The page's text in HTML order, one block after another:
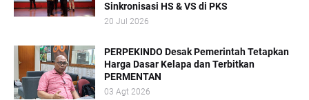
Sinkronisasi HS & VS di PKS
20 Jul 2026
PERPEKINDO Desak Pemerintah Tetapkan
Harga Dasar Kelapa dan Terbitkan
PERMENTAN
03 Agt 2026